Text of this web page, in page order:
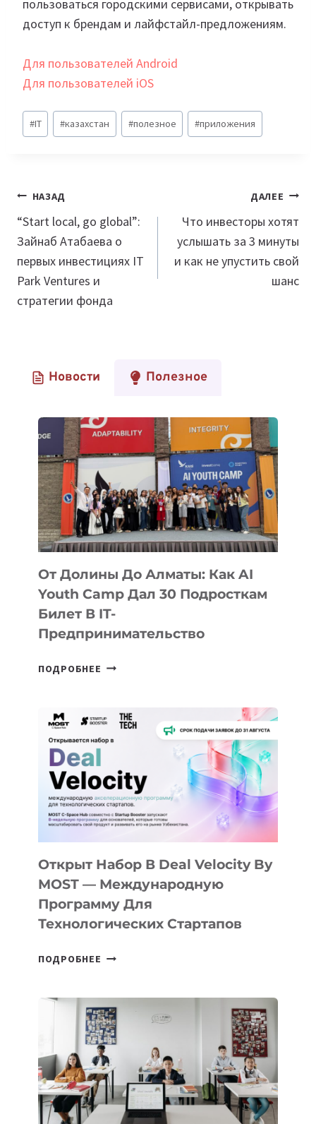
пользоваться городскими сервисами, открывать
доступ к брендам и лайфстайл-предложениям.
Для пользователей Android
Для пользователей iOS
Метки
записи:
#IT #казахстан #полезное #приложения
Навигация
по
записям
НАЗАД
“Start local, go global”:
Зайнаб Атабаева о
первых инвестициях IT
Park Ventures и
стратегии фонда
ДАЛЕЕ
Что инвесторы хотят
услышать за 3 минуты
и как не упустить свой
шанс
Новости Полезное
От Долины До Алматы: Как AI
Youth Camp Дал 30 Подросткам
Билет В IT-
Предпринимательство
ПОДРОБНЕЕ ОТ
АЛМАТЫ:
КАК
AI
YOUTH
CAMP
ДАЛ
30
ПОДРОСТКАМ
БИЛЕТ
В
ПРЕДПРИНИМАТЕЛЬСТВО
Открыт Набор В Deal Velocity By
MOST — Международную
Программу Для
Технологических Стартапов
ПОДРОБНЕЕ ОТКРЫТ
DEAL
VELOCITY
BY
MOST
—
МЕЖДУНАРОДНУЮ
ПРОГРАММУ